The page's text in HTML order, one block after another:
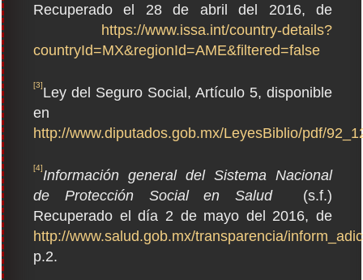
Recuperado el 28 de abril del 2016, de
https://www.issa.int/country-details?
countryId=MX&regionId=AME&filtered=false
[3]Ley del Seguro Social, Artículo 5, disponible
en
http://www.diputados.gob.mx/LeyesBiblio/pdf/
[4]Información general del Sistema Nacional
de Protección Social en Salud(s.f.)
Recuperado el día 2 de mayo del 2016, de
http://www.salud.gob.mx/transparencia/
p.2.